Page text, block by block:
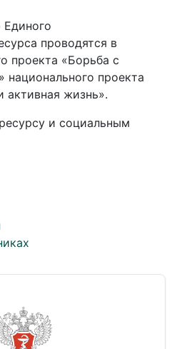
проводятся в
проекта «Борьба с
проекта
активная жизнь».
и социальным